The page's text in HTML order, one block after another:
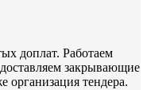
доплат. Работаем
закрывающие
организация тендера.